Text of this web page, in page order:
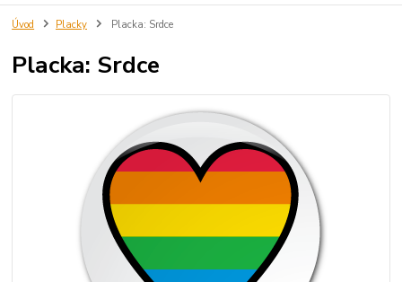
Úvod Placky Placka: Srdce
Placka: Srdce